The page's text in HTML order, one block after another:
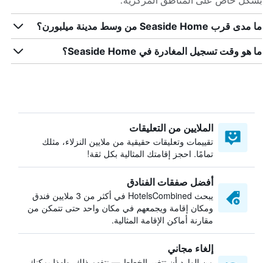
ما مدى قرب Seaside Home من وسط مدينة ميلبورن؟
ما هو وقت تسجيل المغادرة في Seaside Home؟
الملايين من التعليقات
تقييمات وتعليقات حقيقية من ملايين النزلاء، مثلك
تمامًا. احجز إقامتك المثالية بكل ثقة!
أفضل صفقات الفنادق
يبحث HotelsCombined في أكثر من 3 ملايين فندق
ومكان إقامة ويجمعهم في مكان واحد حتى تتمكن من
مقارنة أماكن الإقامة المثالية.
إلغاء مجاني